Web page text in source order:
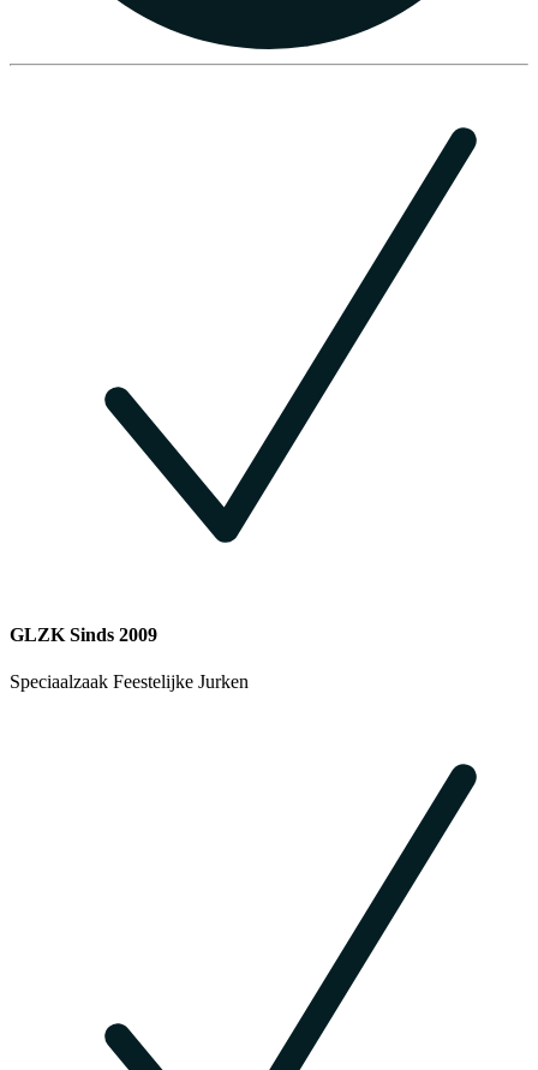
GLZK Sinds 2009
Speciaalzaak Feestelijke Jurken